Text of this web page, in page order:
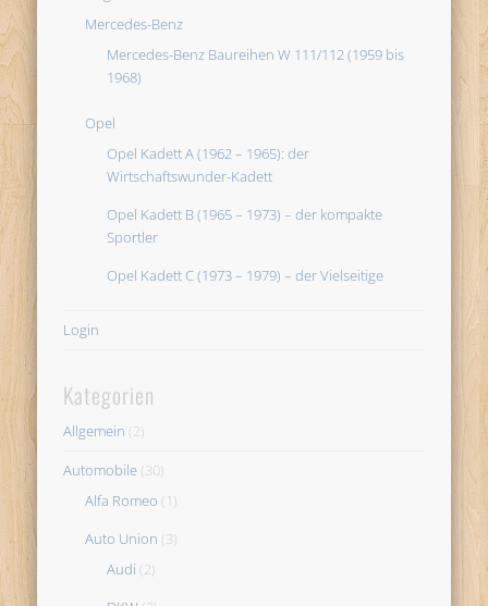
Mercedes-Benz
Mercedes-Benz Baureihen W 111/112 (1959 bis
1968)
Opel
Opel Kadett A (1962 – 1965): der
Wirtschaftswunder-Kadett
Opel Kadett B (1965 – 1973) – der kompakte
Sportler
Opel Kadett C (1973 – 1979) – der Vielseitige
Login
Kategorien
Allgemein (2)
Automobile (30)
Alfa Romeo (1)
Auto Union (3)
Audi (2)